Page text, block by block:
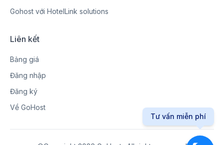
Tư vấn miễn phí
Gohost với HotelLink solutions
Liên kết
Bảng giá
Đăng nhập
Đăng ký
Về GoHost